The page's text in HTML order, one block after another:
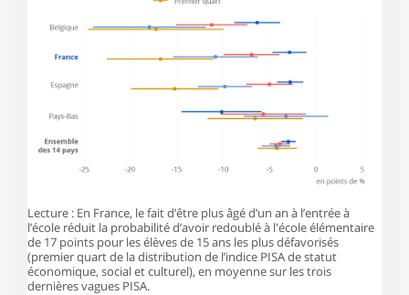
Lecture : En France, le fait d’être plus âgé d’un an à l’entrée à
l’école réduit la probabilité d’avoir redoublé à l'école élémentaire
de 17 points pour les élèves de 15 ans les plus défavorisés
(premier quart de la distribution de l’indice PISA de statut
économique, social et culturel), en moyenne sur les trois
dernières vagues PISA.